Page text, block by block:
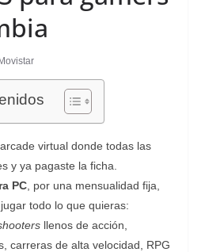
virtual donde todas las
y ya pagaste la ficha.
PC , por una mensualidad fija,
todo lo que quieras:
llenos de acción,
carreras de alta velocidad, RPG